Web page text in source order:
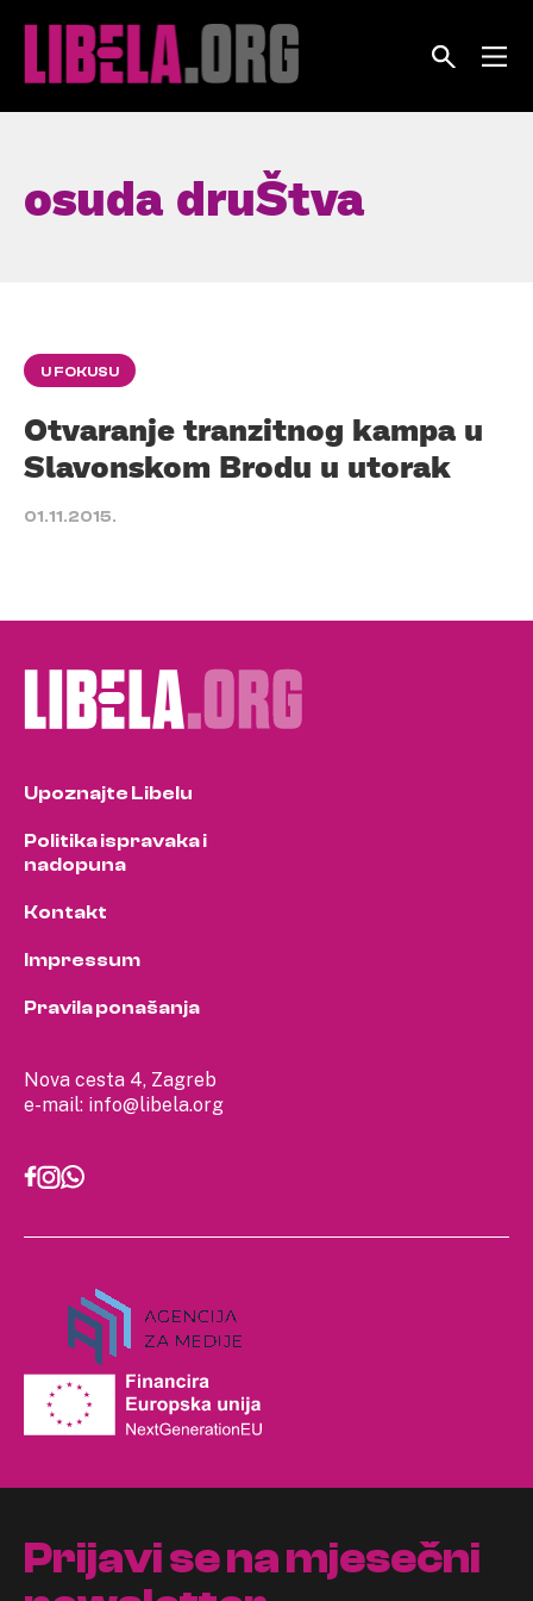
osuda druŠtva
U FOKUSU
Otvaranje tranzitnog kampa u
Slavonskom Brodu u utorak
01.11.2015.
Nova cesta 4, Zagreb
e-mail: info@libela.org
Upoznajte Libelu
Politika ispravaka i
nadopuna
Kontakt
Impressum
Pravila ponašanja
Prijavi se na mjesečni